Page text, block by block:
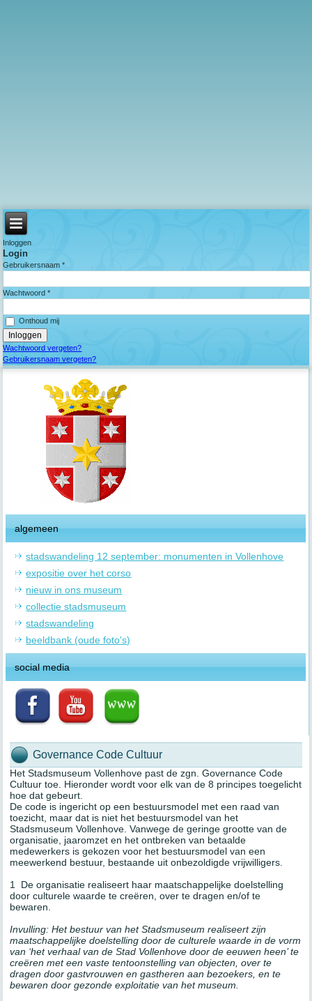
Inloggen
Login
Gebruikersnaam *
Wachtwoord *
Onthoud mij
Wachtwoord vergeten?
Gebruikersnaam vergeten?
algemeen
stadswandeling 12 september: monumenten in Vollenhove
expositie over het corso
nieuw in ons museum
collectie stadsmuseum
stadswandeling
beeldbank (oude foto's)
social media
Governance Code Cultuur
Het Stadsmuseum Vollenhove past de zgn. Governance Code
Cultuur toe. Hieronder wordt voor elk van de 8 principes toegelicht
hoe dat gebeurt.
De code is ingericht op een bestuursmodel met een raad van
toezicht, maar dat is niet het bestuursmodel van het
Stadsmuseum Vollenhove. Vanwege de geringe grootte van de
organisatie, jaaromzet en het ontbreken van betaalde
medewerkers is gekozen voor het bestuursmodel van een
meewerkend bestuur, bestaande uit onbezoldigde vrijwilligers.
1 De organisatie realiseert haar maatschappelijke doelstelling
door culturele waarde te creëren, over te dragen en/of te
bewaren.
Invulling: Het bestuur van het Stadsmuseum realiseert zijn
maatschappelijke doelstelling door de culturele waarde in de vorm
van ‘het verhaal van de Stad Vollenhove door de eeuwen heen’ te
creëren met een vaste tentoonstelling van objecten, over te
dragen door gastvrouwen en gastheren aan bezoekers, en te
bewaren door gezonde exploitatie van het museum.